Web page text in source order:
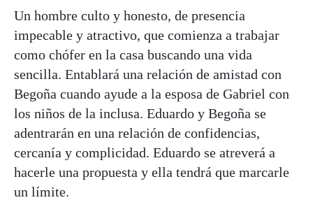
Un hombre culto y honesto, de presencia
impecable y atractivo, que comienza a trabajar
como chófer en la casa buscando una vida
sencilla. Entablará una relación de amistad con
Begoña cuando ayude a la esposa de Gabriel con
los niños de la inclusa. Eduardo y Begoña se
adentrarán en una relación de confidencias,
cercanía y complicidad. Eduardo se atreverá a
hacerle una propuesta y ella tendrá que marcarle
un límite.